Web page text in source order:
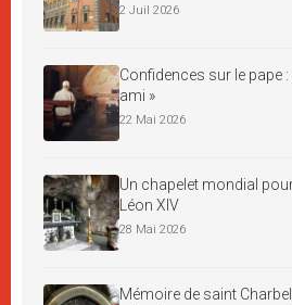
2 Juil 2026
Confidences sur le pape
ami »
22 Mai 2026
Un chapelet mondial
Léon XIV
28 Mai 2026
Mémoire de saint